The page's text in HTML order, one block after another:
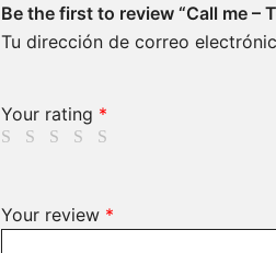
Be the first to review “Call me –
Tu dirección de correo
Your rating *
Your review *